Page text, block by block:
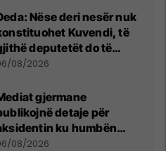
Nëse deri nesër nuk
Kuvendi, të
deputetët do të
shkelje të rëndë
08/2026
gjermane
detaje për
ku humbën
tre mërgimtarë nga
08/2026